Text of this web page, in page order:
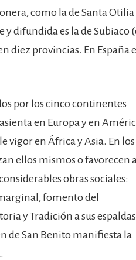
como la de Santa Otilia
difundida es la de Subiaco
diez provincias. En España
por los cinco continentes
en Europa y en
vigor en África y Asia. En los
ellos mismos o favorecen a
obras sociales:
fomento del
y Tradición a sus
de San Benito manifiesta la